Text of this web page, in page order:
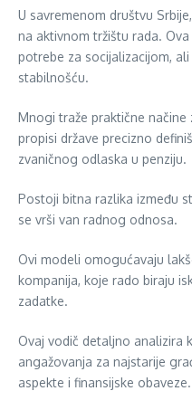
U savremenom društvu
na aktivnom tržištu rada.
potrebe za socijalizacijom,
stabilnošću.
Mnogi traže praktične
propisi države precizno
zvaničnog odlaska u penziju.
Postoji bitna razlika između
se vrši van radnog odnosa.
Ovi modeli omogućavaju
kompanija, koje rado biraju
zadatke.
Ovaj vodič detaljno analizira
angažovanja za najstarije
aspekte i finansijske obaveze.